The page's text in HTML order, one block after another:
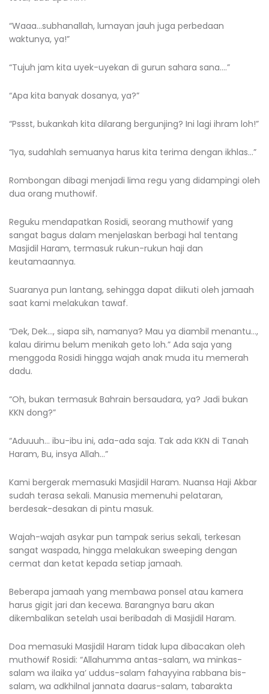
“Waaa…subhanallah, lumayan jauh juga perbedaan
waktunya, ya!”
“Tujuh jam kita uyek-uyekan di gurun sahara sana….”
“Apa kita banyak dosanya, ya?”
“Pssst, bukankah kita dilarang bergunjing? Ini lagi ihram loh!”
“Iya, sudahlah semuanya harus kita terima dengan ikhlas…”
Rombongan dibagi menjadi lima regu yang didampingi oleh
dua orang muthowif.
Reguku mendapatkan Rosidi, seorang muthowif yang
sangat bagus dalam menjelaskan berbagi hal tentang
Masjidil Haram, termasuk rukun-rukun haji dan
keutamaannya.
Suaranya pun lantang, sehingga dapat diikuti oleh jamaah
saat kami melakukan tawaf.
“Dek, Dek…, siapa sih, namanya? Mau ya diambil menantu…,
kalau dirimu belum menikah geto loh.” Ada saja yang
menggoda Rosidi hingga wajah anak muda itu memerah
dadu.
“Oh, bukan termasuk Bahrain bersaudara, ya? Jadi bukan
KKN dong?”
“Aduuuh… ibu-ibu ini, ada-ada saja. Tak ada KKN di Tanah
Haram, Bu, insya Allah…”
Kami bergerak memasuki Masjidil Haram. Nuansa Haji Akbar
sudah terasa sekali. Manusia memenuhi pelataran,
berdesak-desakan di pintu masuk.
Wajah-wajah asykar pun tampak serius sekali, terkesan
sangat waspada, hingga melakukan sweeping dengan
cermat dan ketat kepada setiap jamaah.
Beberapa jamaah yang membawa ponsel atau kamera
harus gigit jari dan kecewa. Barangnya baru akan
dikembalikan setelah usai beribadah di Masjidil Haram.
Doa memasuki Masjidil Haram tidak lupa dibacakan oleh
muthowif Rosidi: “Allahumma antas-salam, wa minkas-
salam wa ilaika ya’ uddus-salam fahayyina rabbana bis-
salam, wa adkhilnal jannata daarus-salam, tabarakta